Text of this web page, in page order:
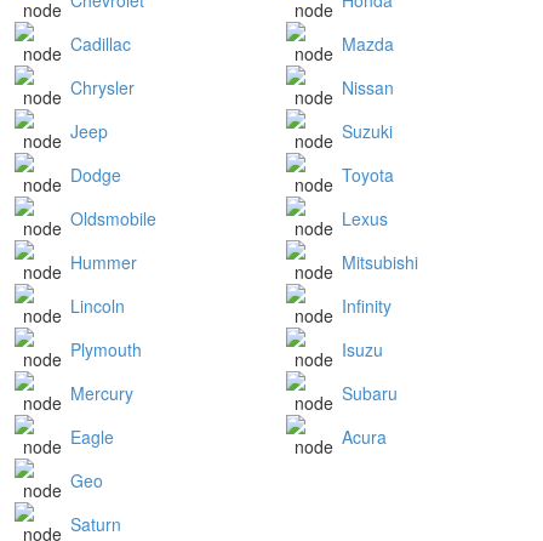
Cadillac
Chrysler
Jeep
Dodge
Oldsmobile
Hummer
Lincoln
Plymouth
Mercury
Eagle
Geo
Saturn
Mazda
Nissan
Suzuki
Toyota
Lexus
Mitsubishi
Infinity
Isuzu
Subaru
Acura